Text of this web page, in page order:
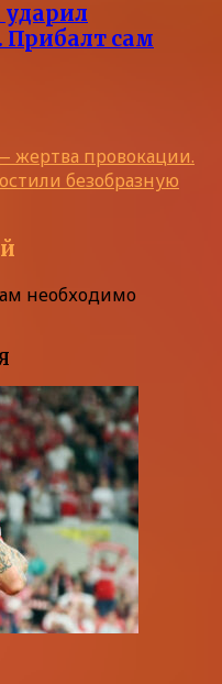
Прибалт сам
жертва провокации.
безобразную
необходимо